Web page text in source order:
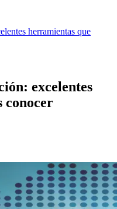
herramientas que
excelentes
conocer